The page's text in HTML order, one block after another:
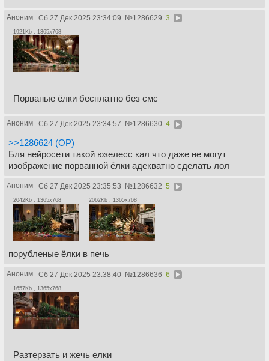
Аноним Сб 27 Дек 2025 23:34:09 №1286629 3
1921Kb , 1365x768
Порваные ёлки бесплатно без смс
Аноним Сб 27 Дек 2025 23:34:57 №1286630 4
>>1286624 (OP)
Бля нейросети такой юзелесс кал что даже не могут
изображение порванной ёлки адекватно сделать лол
Аноним Сб 27 Дек 2025 23:35:53 №1286632 5
2042Kb , 1365x768 2062Kb , 1365x768
порубленые ёлки в печь
Аноним Сб 27 Дек 2025 23:38:40 №1286636 6
1657Kb , 1365x768
Разтерзать и жечь елки